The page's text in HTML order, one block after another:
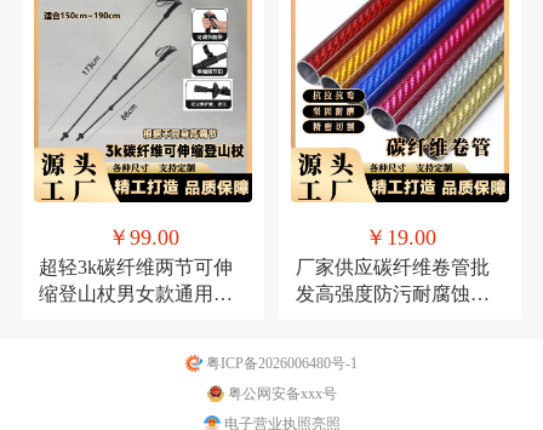
￥99.00
超轻3k碳纤维两节可伸
缩登山杖男女款通用高
￥19.00
厂家供应碳纤维卷管批
发高强度防污耐腐蚀碳
粤ICP备2026006480号-1
粤公网安备xxx号
电子营业执照亮照